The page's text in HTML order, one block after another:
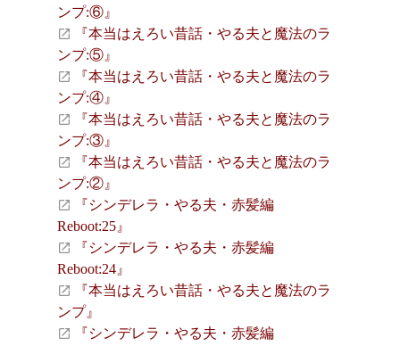
ンプ:⑥』
『本当はえろい昔話・やる夫と魔法のラ
ンプ:⑤』
『本当はえろい昔話・やる夫と魔法のラ
ンプ:④』
『本当はえろい昔話・やる夫と魔法のラ
ンプ:③』
『本当はえろい昔話・やる夫と魔法のラ
ンプ:②』
『シンデレラ・やる夫・赤髪編
Reboot:25』
『シンデレラ・やる夫・赤髪編
Reboot:24』
『本当はえろい昔話・やる夫と魔法のラ
ンプ』
『シンデレラ・やる夫・赤髪編